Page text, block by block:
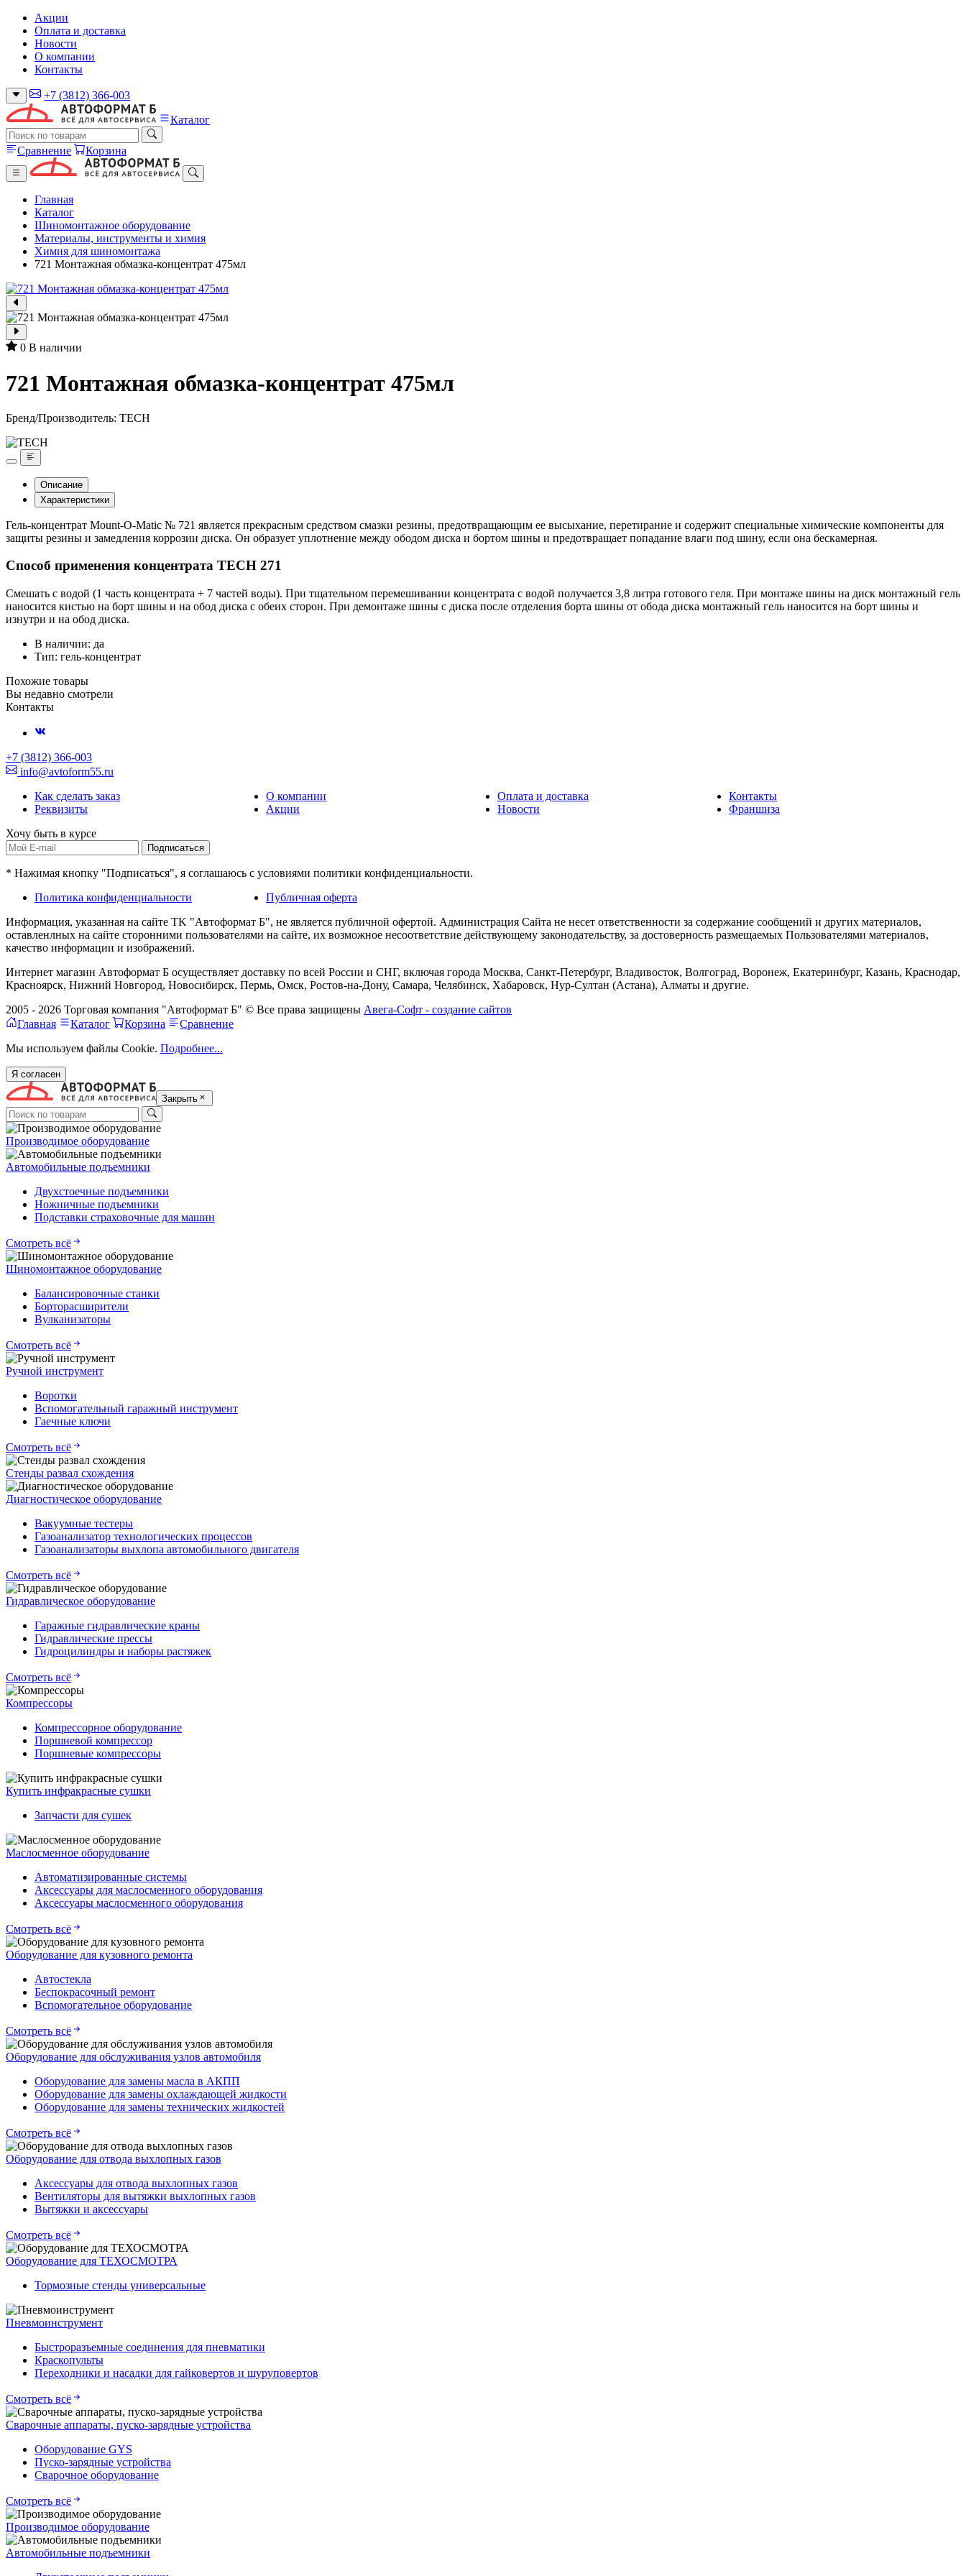
Акции
Оплата и доставка
Новости
О компании
Контакты
+7 (3812) 366-003
Каталог
Сравнение Корзина
Главная
Каталог
Шиномонтажное оборудование
Материалы, инструменты и химия
Химия для шиномонтажа
721 Монтажная обмазка-концентрат 475мл
0 В наличии
721 Монтажная обмазка-концентрат 475мл
Бренд/Производитель: TECH
Описание
Характеристики
Гель-концентрат Mount-O-Matic № 721 является прекрасным средством смазки резины, предотвращающим ее высыхание, перетирание и содержит специальные химические компоненты для
защиты резины и замедления коррозии диска. Он образует уплотнение между ободом диска и бортом шины и предотвращает попадание влаги под шину, если она бескамерная.
Способ применения концентрата TECH 271
Смешать с водой (1 часть концентрата + 7 частей воды). При тщательном перемешивании концентрата с водой получается 3,8 литра готового геля. При монтаже шины на диск монтажный гель
наносится кистью на борт шины и на обод диска с обеих сторон. При демонтаже шины с диска после отделения борта шины от обода диска монтажный гель наносится на борт шины и
изнутри и на обод диска.
В наличии: да
Тип: гель-концентрат
Похожие товары
Вы недавно смотрели
Контакты
+7 (3812) 366-003
info@avtoform55.ru
Как сделать заказ
О компании Оплата и доставка
Контакты
Реквизиты
Акции Новости
Франшиза
Хочу быть в курсе
Подписаться
* Нажимая кнопку "Подписаться", я соглашаюсь с условиями политики конфиденциальности.
Политика конфиденциальности
Публичная оферта
Информация, указанная на сайте TK "Автоформат Б", не является публичной офертой. Администрация Сайта не несет ответственности за содержание сообщений и других материалов,
оставленлных на сайте сторонними пользователями на сайте, их возможное несоответствие действующему законодательству, за достоверность размещаемых Пользователями материалов,
качество информации и изображений.
Интернет магазин Автоформат Б осуществляет доставку по всей России и СНГ, включая города Москва, Санкт-Петербург, Владивосток, Волгоград, Воронеж, Екатеринбург, Казань, Краснодар,
Красноярск, Нижний Новгород, Новосибирск, Пермь, Омск, Ростов-на-Дону, Самара, Челябинск, Хабаровск, Нур-Султан (Астана), Алматы и другие.
2005 - 2026 Торговая компания "Автоформат Б" © Все права защищены Авега-Софт - создание сайтов
Главная
Каталог Корзина
Сравнение
Мы используем файлы Cookie. Подробнее...
Я согласен
Закрыть
Производимое оборудование
Автомобильные подъемники
Двухстоечные подъемники
Ножничные подъемники
Подставки страховочные для машин
Смотреть всё
Шиномонтажное оборудование
Балансировочные станки
Борторасширители
Вулканизаторы
Смотреть всё
Ручной инструмент
Воротки
Вспомогательный гаражный инструмент
Гаечные ключи
Смотреть всё
Стенды развал схождения
Диагностическое оборудование
Вакуумные тестеры
Газоанализатор технологических процессов
Газоанализаторы выхлопа автомобильного двигателя
Смотреть всё
Гидравлическое оборудование
Гаражные гидравлические краны
Гидравлические прессы
Гидроцилиндры и наборы растяжек
Смотреть всё
Компрессоры
Компрессорное оборудование
Поршневой компрессор
Поршневые компрессоры
Купить инфракрасные сушки
Запчасти для сушек
Маслосменное оборудование
Автоматизированные системы
Аксессуары для маслосменного оборудования
Аксессуары маслосменного оборудования
Смотреть всё
Оборудование для кузовного ремонта
Автостекла
Беспокрасочный ремонт
Вспомогательное оборудование
Смотреть всё
Оборудование для обслуживания узлов автомобиля
Оборудование для замены масла в АКПП
Оборудование для замены охлаждающей жидкости
Оборудование для замены технических жидкостей
Смотреть всё
Оборудование для отвода выхлопных газов
Аксессуары для отвода выхлопных газов
Вентиляторы для вытяжки выхлопных газов
Вытяжки и аксессуары
Смотреть всё
Оборудование для ТЕХОСМОТРА
Тормозные стенды универсальные
Пневмоинструмент
Быстроразъемные соединения для пневматики
Краскопульты
Переходники и насадки для гайковертов и шуруповертов
Смотреть всё
Сварочные аппараты, пуско-зарядные устройства
Оборудование GYS
Пуско-зарядные устройства
Сварочное оборудование
Смотреть всё
Производимое оборудование
Автомобильные подъемники